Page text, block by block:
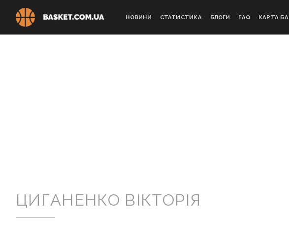
НОВИНИ СТАТИСТИКА БЛОГИ FAQ КАРТА
ЦИГАНЕНКО ВІКТОРІЯ